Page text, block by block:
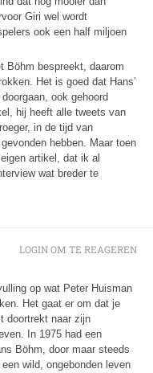
Giri wel wordt
ook een half miljoen
Böhm bespreekt, daarom
Het is goed dat Hans’
ook gehoord
hij heeft alle tweets van
in de tijd van
hebben. Maar toen
artikel, dat ik al
wat breder te
op wat Peter Huisman
Het gaat er om dat je
doortrekt naar zijn
In 1975 had een
Böhm, door maar steeds
wild, ongebonden leven
LOGIN OM TE REAGEREN